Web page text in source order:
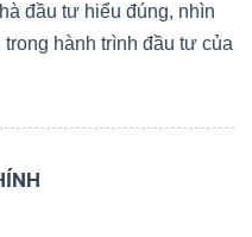
đầu tư hiểu đúng, nhìn
hành trình đầu tư của